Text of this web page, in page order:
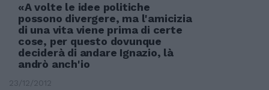
«A volte le idee politiche
possono divergere, ma l'amicizia
di una vita viene prima di certe
cose, per questo dovunque
deciderà di andare Ignazio, là
andrò anch'io
23/12/2012